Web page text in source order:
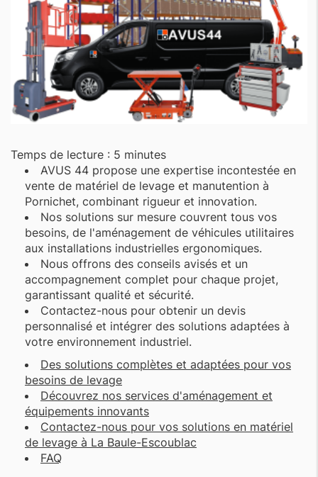
Temps de lecture : 5 minutes
AVUS 44 propose une expertise incontestée en
vente de matériel de levage et manutention à
Pornichet, combinant rigueur et innovation.
Nos solutions sur mesure couvrent tous vos
besoins, de l'aménagement de véhicules utilitaires
aux installations industrielles ergonomiques.
Nous offrons des conseils avisés et un
accompagnement complet pour chaque projet,
garantissant qualité et sécurité.
Contactez-nous pour obtenir un devis
personnalisé et intégrer des solutions adaptées à
votre environnement industriel.
Des solutions complètes et adaptées pour vos
besoins de levage
Découvrez nos services d'aménagement et
équipements innovants
Contactez-nous pour vos solutions en matériel
de levage à La Baule-Escoublac
FAQ